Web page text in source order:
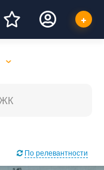
По релевантности